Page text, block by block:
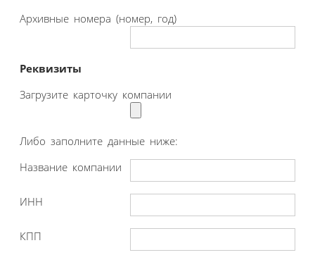
Архивные номера (номер, год)
Реквизиты
Загрузите карточку компании
Либо заполните данные ниже:
Название компании
ИНН
КПП